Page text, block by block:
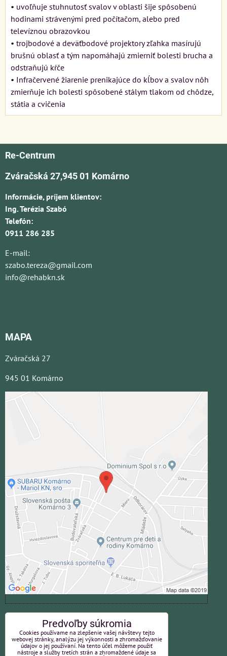
• uvoľňuje stuhnutosť svalov v oblasti šije spôsobenú
hodinami strávenými pred počítačom, alebo pred
televíznou obrazovkou
• trojbodové a deväťbodové projektory zľahka masírujú
brušnú oblasť a tým napomáhajú zmierniť bolesti brucha a
odstraňujú kŕče
• Infračervené žiarenie prenikajúce do kĺbov a svalov nôh
zmierňuje ich bolesti spôsobené stálym tlakom od chôdze,
státia a cvičenia
Re-Centrum
Zváračská 27,945 01 Komárno
Informácie, príjem klientov:
Ing. Terézia Szabó
Telefón:
0911 286 285
E-mail:
szabo.tereza@gmail.com
info@rehabkn.sk
MAPA
Zváračská 27
945 01 Komárno
Externý obsah je blokovaný Voľbami
súkromia
Prajete si načítať externý obsah?
Povoliť tentokrát
Povoliť a zapamätať - súhlas s druhom cookie:
Funkčné
Otvoriť obsah v novom okne
ZAVOLÁME VÁM SPÄŤ
Váš telefón:*
Predvoľby súkromia
Cookies používame na zlepšenie vašej návštevy tejto
webovej stránky, analýzu jej výkonnosti a zhromažďovanie
údajov o jej používaní. Na tento účel môžeme použiť
nástroje a služby tretích strán a zhromaždené údaje sa